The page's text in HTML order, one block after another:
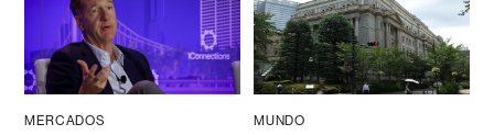
MERCADOS MUNDO